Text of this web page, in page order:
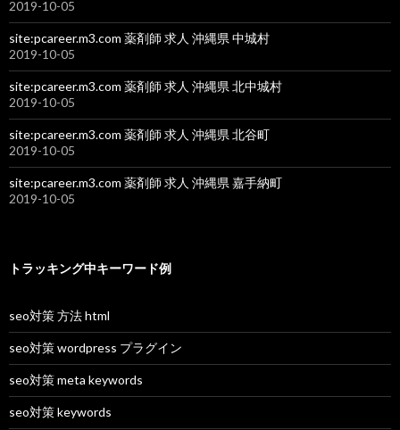
2019-10-05
site:pcareer.m3.com 薬剤師 求人 沖縄県 中城村
2019-10-05
site:pcareer.m3.com 薬剤師 求人 沖縄県 北中城村
2019-10-05
site:pcareer.m3.com 薬剤師 求人 沖縄県 北谷町
2019-10-05
site:pcareer.m3.com 薬剤師 求人 沖縄県 嘉手納町
2019-10-05
トラッキング中キーワード例
seo対策 方法 html
seo対策 wordpress プラグイン
seo対策 meta keywords
seo対策 keywords